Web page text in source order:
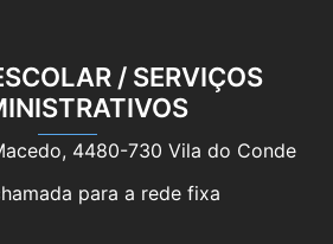
/ SERVIÇOS
4480-730 Vila do Conde
para a rede fixa